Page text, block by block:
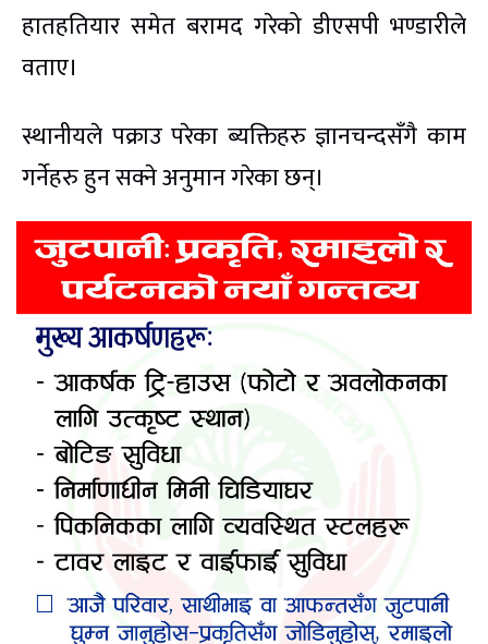
हातहतियार समेत बरामद गरेको डीएसपी भण्डारीले
वताए।
स्थानीयले पक्राउ परेका ब्यक्तिहरु ज्ञानचन्दसँगै काम
गर्नेहरु हुन सक्ने अनुमान गरेका छन्।